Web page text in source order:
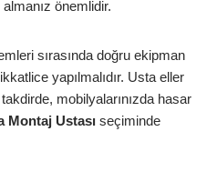
önemlidir.
sırasında doğru ekipman
yapılmalıdır. Usta eller
mobilyalarınızda hasar
Montaj Ustası seçiminde